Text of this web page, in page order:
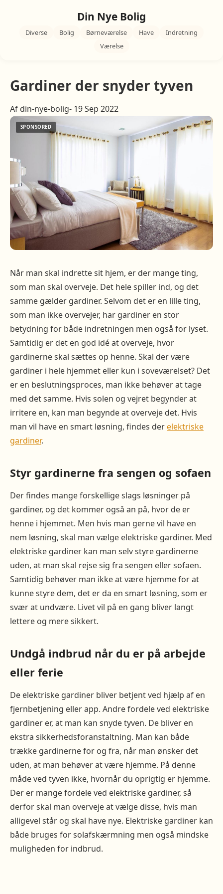
Din Nye Bolig
Diverse Bolig Børneværelse Have
Indretning
Værelse
Gardiner der snyder tyven
Af din-nye-bolig- 19 Sep 2022
Når man skal indrette sit hjem, er der mange ting,
som man skal overveje. Det hele spiller ind, og det
samme gælder gardiner. Selvom det er en lille ting,
som man ikke overvejer, har gardiner en stor
betydning for både indretningen men også for lyset.
Samtidig er det en god idé at overveje, hvor
gardinerne skal sættes op henne. Skal der være
gardiner i hele hjemmet eller kun i soveværelset? Det
er en beslutningsproces, man ikke behøver at tage
med det samme. Hvis solen og vejret begynder at
irritere en, kan man begynde at overveje det. Hvis
man vil have en smart løsning, findes derelektriske
gardiner.
Styr gardinerne fra sengen og sofaen
Der findes mange forskellige slags løsninger på
gardiner, og det kommer også an på, hvor de er
henne i hjemmet. Men hvis man gerne vil have en
nem løsning, skal man vælge elektriske gardiner. Med
elektriske gardiner kan man selv styre gardinerne
uden, at man skal rejse sig fra sengen eller sofaen.
Samtidig behøver man ikke at være hjemme for at
kunne styre dem, det er da en smart løsning, som er
svær at undvære. Livet vil på en gang bliver langt
lettere og mere sikkert.
Undgå indbrud når du er på arbejde
eller ferie
De elektriske gardiner bliver betjent ved hjælp af en
fjernbetjening eller app. Andre fordele ved elektriske
gardiner er, at man kan snyde tyven. De bliver en
ekstra sikkerhedsforanstaltning. Man kan både
trække gardinerne for og fra, når man ønsker det
uden, at man behøver at være hjemme. På denne
måde ved tyven ikke, hvornår du oprigtig er hjemme.
Der er mange fordele ved elektriske gardiner, så
derfor skal man overveje at vælge disse, hvis man
alligevel står og skal have nye. Elektriske gardiner kan
både bruges for solafskærmning men også mindske
muligheden for indbrud.